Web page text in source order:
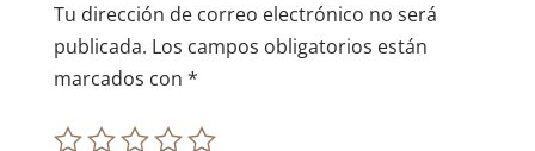
Tu dirección de correo electrónico no será
publicada. Los campos obligatorios están
marcados con *